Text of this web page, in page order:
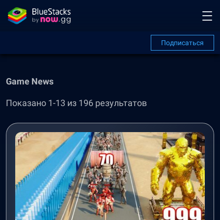
Подписаться
Game News
Показано 1-13 из 196 результатов